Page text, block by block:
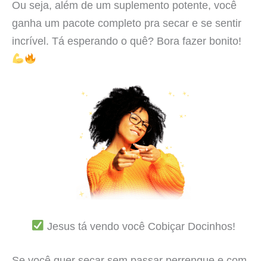
Ou seja, além de um suplemento potente, você
ganha um pacote completo pra secar e se sentir
incrível. Tá esperando o quê? Bora fazer bonito!
Jesus tá vendo você Cobiçar Docinhos!